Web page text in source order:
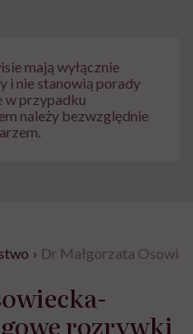
mają wyłącznie
i nie stanowią porady
w przypadku
należy bezwzględnie
› Dr Małgorzata
rozrywki